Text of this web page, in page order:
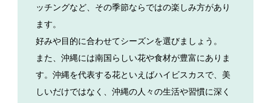
ッチングなど、その季節ならではの楽しみ方があり
ます。
好みや目的に合わせてシーズンを選びましょう。
また、沖縄には南国らしい花や食材が豊富にありま
す。 沖縄を代表する花といえばハイビスカスで、美
しいだけではなく、沖縄の人々の生活や習慣に深く